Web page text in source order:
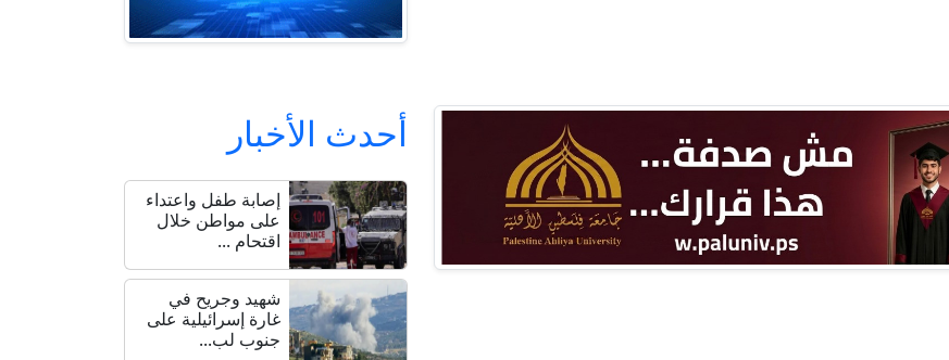
أحدث الأخبار
إصابة طفل واعتداء
على مواطن خلال
اقتحام ...
شهيد وجريح في
غارة إسرائيلية على
جنوب لب...